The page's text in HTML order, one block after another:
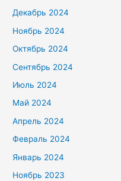
Декабрь 2024
Ноябрь 2024
Октябрь 2024
Сентябрь 2024
Июль 2024
Май 2024
Апрель 2024
Февраль 2024
Январь 2024
Ноябрь 2023